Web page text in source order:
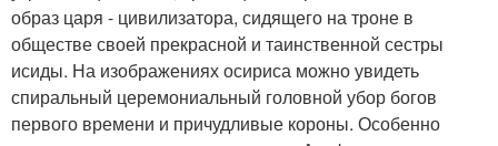
образ царя - цивилизатора, сидящего на троне в
обществе своей прекрасной и таинственной сестры
исиды. На изображениях осириса можно увидеть
спиральный церемониальный головной убор богов
первого времени и причудливые короны. Особенно